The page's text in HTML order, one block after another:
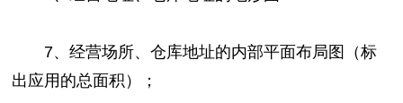
7、经营场所、仓库地址的内部平面布局图（标
出应用的总面积）；